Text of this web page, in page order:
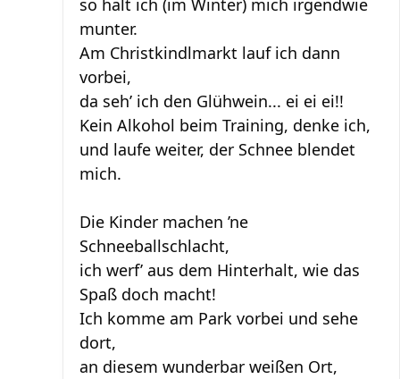
so halt ich (im Winter) mich irgendwie
munter.
Am Christkindlmarkt lauf ich dann
vorbei,
da seh’ ich den Glühwein... ei ei ei!!
Kein Alkohol beim Training, denke ich,
und laufe weiter, der Schnee blendet
mich.
Die Kinder machen ’ne
Schneeballschlacht,
ich werf’ aus dem Hinterhalt, wie das
Spaß doch macht!
Ich komme am Park vorbei und sehe
dort,
an diesem wunderbar weißen Ort,